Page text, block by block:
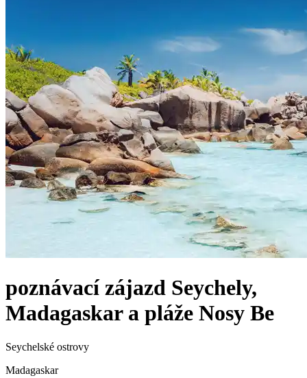
poznávací zájazd Seychely,
Madagaskar a pláže Nosy Be
Seychelské ostrovy
Madagaskar